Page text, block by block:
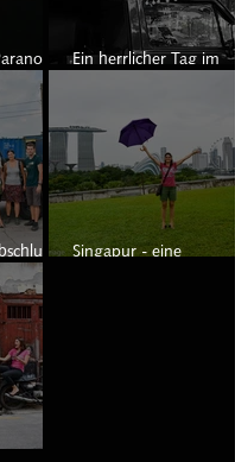
Ein herrlicher Tag im
Singapur - eine